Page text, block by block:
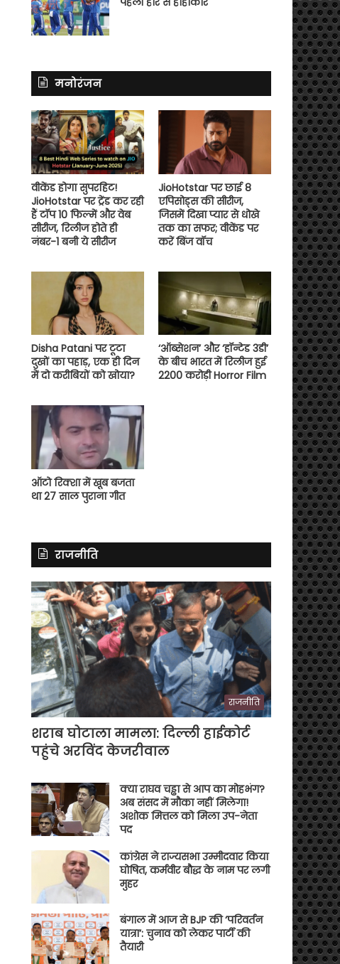
मनोरंजन
वीकेंड होगा सुपरहिट!
JioHotstar पर ट्रेंड कर रही
हैं टॉप 10 फिल्में और वेब
सीरीज, रिलीज होते ही
नंबर-1 बनी ये सीरीज
JioHotstar पर छाई 8
एपिसोड्स की सीरीज,
जिसमें दिखा प्यार से धोखे
तक का सफर; वीकेंड पर
करें बिंज वॉच
Disha Patani पर टूटा
दुखों का पहाड़, एक ही दिन
में दो करीबियों को खोया?
‘ऑब्सेशन’ और ‘हॉन्टेड 3डी’
के बीच भारत में रिलीज हुई
2200 करोड़ी Horror Film
ऑटो रिक्शा में खूब बजता
था 27 साल पुराना गीत
राजनीति
राजनीति
शराब घोटाला मामला: दिल्ली हाईकोर्ट
पहुंचे अरविंद केजरीवाल
क्या राघव चड्ढा से आप का मोहभंग?
अब संसद में मौका नहीं मिलेगा!
अशोक मित्तल को मिला उप-नेता
पद
कांग्रेस ने राज्यसभा उम्मीदवार किया
घोषित, कर्मवीर बौद्ध के नाम पर लगी
मुहर
बंगाल में आज से BJP की ‘परिवर्तन
यात्रा’: चुनाव को लेकर पार्टी की
तैयारी